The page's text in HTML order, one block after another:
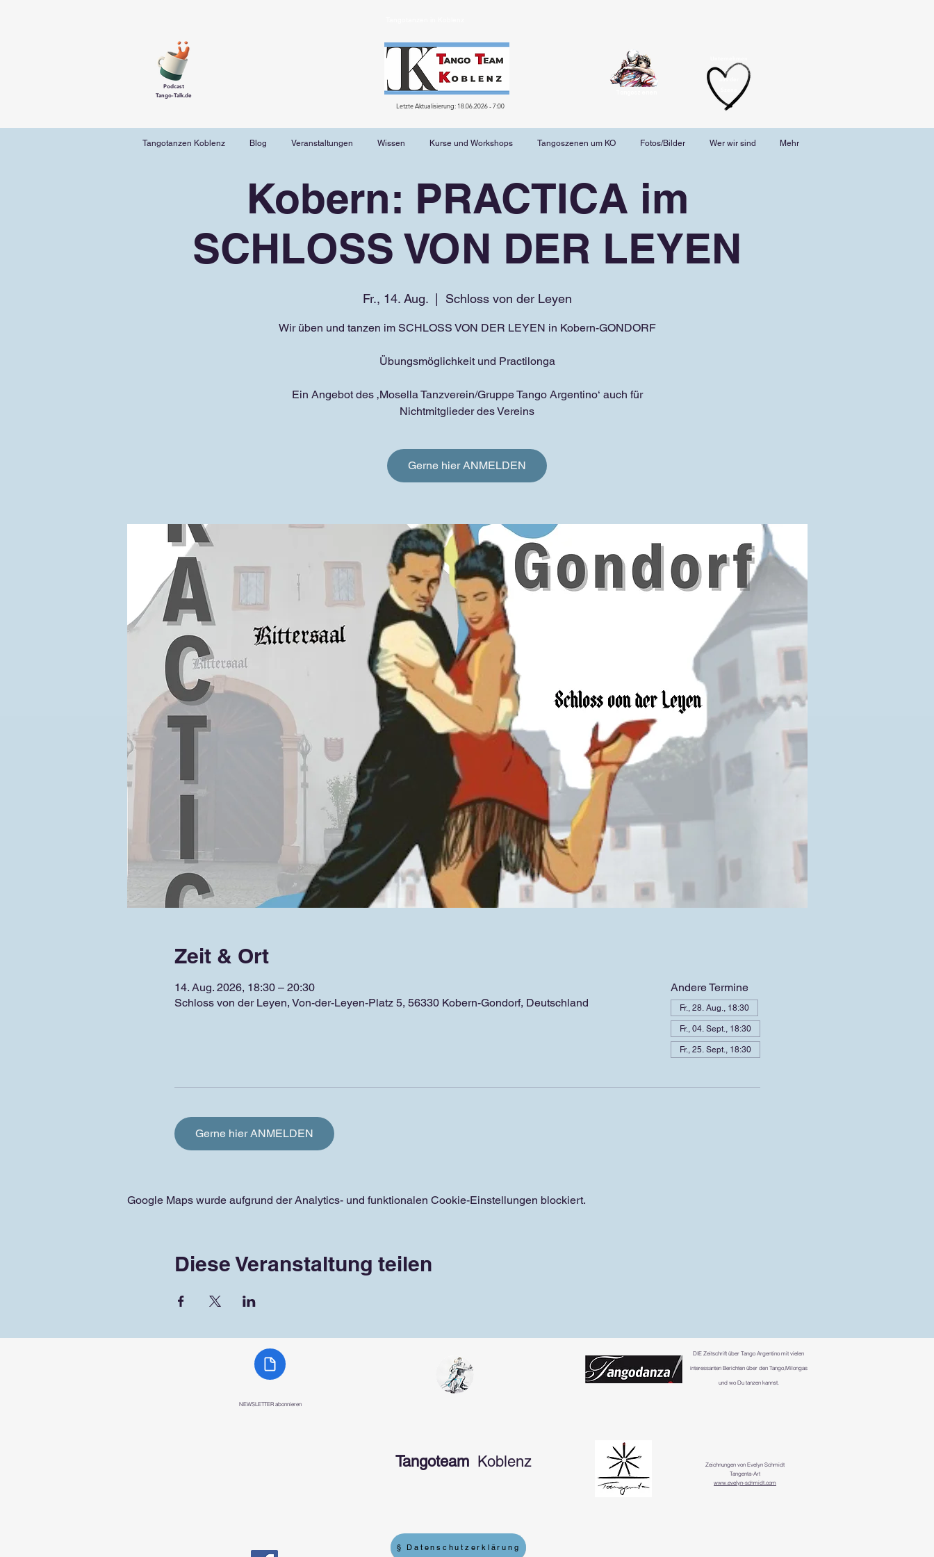
Podcast
Tango-Talk.de
Letzte Aktualisierung: 18.06.2026 - 7:00
aus der
Tangotanzen Koblenz Blog Veranstaltungen Wissen Kurse und Workshops Tangoszenen um KO Fotos/Bilder Wer wir sind Mehr
Kobern: PRACTICA im
SCHLOSS VON DER LEYEN
Fr., 14. Aug.
  |
Schloss von der Leyen
Wir üben und tanzen im SCHLOSS VON DER LEYEN in Kobern-GONDORF
Übungsmöglichkeit und Practilonga
Ein Angebot des ‚Mosella Tanzverein/Gruppe Tango Argentino‘ auch für
Nichtmitglieder des Vereins
Gerne hier ANMELDEN
Zeit & Ort
14. Aug. 2026, 18:30 – 20:30
Schloss von der Leyen, Von-der-Leyen-Platz 5, 56330 Kobern-Gondorf, Deutschland
Andere Termine
Fr., 28. Aug., 18:30
Fr., 04. Sept., 18:30
Fr., 25. Sept., 18:30
Gerne hier ANMELDEN
Google Maps wurde aufgrund der Analytics- und funktionalen Cookie-Einstellungen blockiert.
Diese Veranstaltung teilen
DIE Zeitschrift über Tango Argentino mit vielen
interessanten Berichten über den Tango,Milongas
und wo Du tanzen kannst.
NEWSLETTER abonnieren
Tangoteam Koblenz
Zeichnungen von Evelyn Schmidt
Tangenta-Art
www.evelyn-schmidt.com
§ Datenschutzerklärung